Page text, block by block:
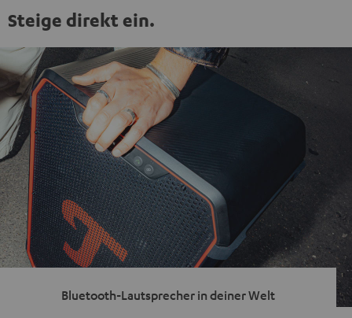
Steige direkt ein.
Bluetooth-Lautsprecher in deiner Welt